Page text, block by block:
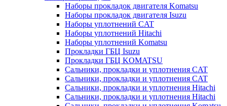
Наборы прокладок двигателя Komatsu
Наборы прокладок двигателя Isuzu
Наборы уплотнений CAT
Наборы уплотнений Hitachi
Наборы уплотнений Komatsu
Прокладки ГБЦ Isuzu
Прокладки ГБЦ KOMATSU
Сальники, прокладки и уплотнения CAT
Сальники, прокладки и уплотнения CAT
Сальники, прокладки и уплотнения Hitachi
Сальники, прокладки и уплотнения Hitachi